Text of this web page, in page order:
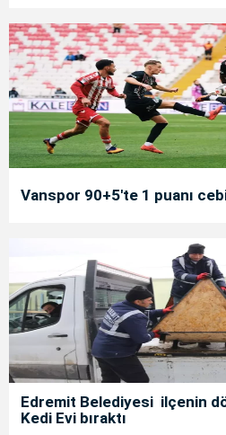
Vanspor 90+5'te 1 puanı
Edremit Belediyesi ilçenin
Kedi Evi bıraktı